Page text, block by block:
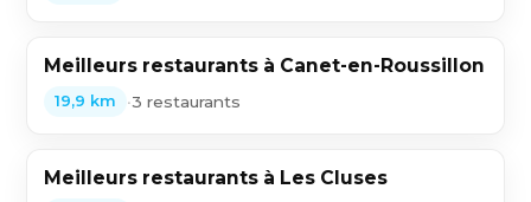
Meilleurs restaurants à Canet-en-Roussillon
19,9 km •3 restaurants
Meilleurs restaurants à Les Cluses